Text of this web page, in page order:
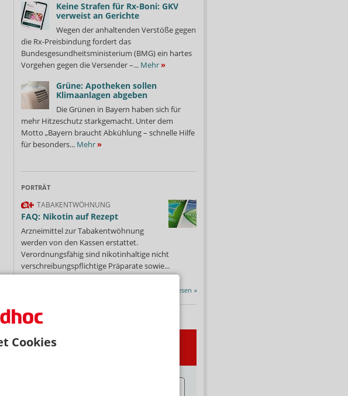
Cookies
Keine Strafen für Rx-Boni: GKV
verweist an Gerichte
Wegen der anhaltenden Verstöße gegen
die Rx-Preisbindung fordert das
Bundesgesundheitsministerium (BMG) ein hartes
Vorgehen gegen die Versender –... Mehr»
Grüne: Apotheken sollen
Klimaanlagen abgeben
Die Grünen in Bayern haben sich für
mehr Hitzeschutz starkgemacht. Unter dem
Motto „Bayern braucht Abkühlung – schnelle Hilfe
für besonders... Mehr»
PORTRÄT
TABAKENTWÖHNUNG
FAQ: Nikotin auf Rezept
Arzneimittel zur Tabakentwöhnung
werden von den Kassen erstattet.
Verordnungsfähig sind nikotinhaltige nicht
verschreibungspflichtige Präparate sowie...
Mehr»
Alle Porträts lesen »